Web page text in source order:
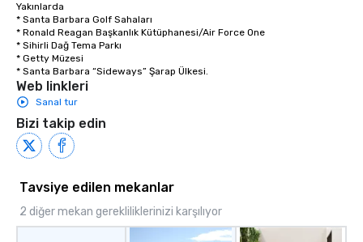
Yakınlarda
* Santa Barbara Golf Sahaları
* Ronald Reagan Başkanlık Kütüphanesi/Air Force One
* Sihirli Dağ Tema Parkı
* Getty Müzesi
* Santa Barbara “Sideways” Şarap Ülkesi.
Web linkleri
Sanal tur
Bizi takip edin
Tavsiye edilen mekanlar
2 diğer mekan gerekliliklerinizi karşılıyor